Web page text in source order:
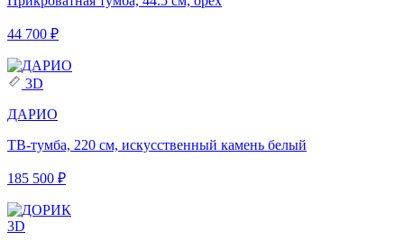
44 700 ₽
3D
ДАРИО
ТВ-тумба, 220 см, искусственный камень белый
185 500 ₽
3D